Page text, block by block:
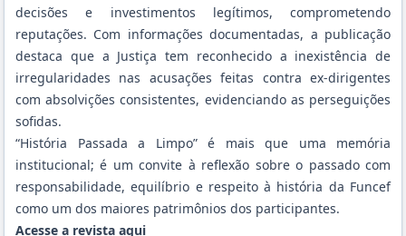
decisões e investimentos legítimos, comprometendo
reputações. Com informações documentadas, a publicação
destaca que a Justiça tem reconhecido a inexistência de
irregularidades nas acusações feitas contra ex-dirigentes
com absolvições consistentes, evidenciando as perseguições
sofidas.
“História Passada a Limpo” é mais que uma memória
institucional; é um convite à reflexão sobre o passado com
responsabilidade, equilíbrio e respeito à história da Funcef
como um dos maiores patrimônios dos participantes.
Acesse a revista aqui